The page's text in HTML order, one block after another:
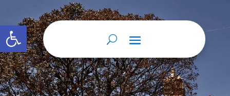
Abrir barra de herramientas
Home 9 Sin categoría 9 Poder